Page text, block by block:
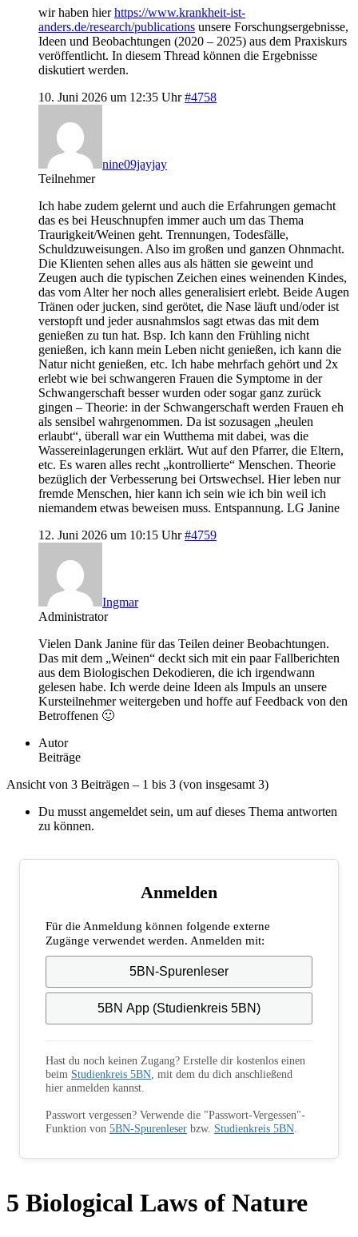
wir haben hierhttps://www.krankheit-ist-
anders.de/research/publications unsere Forschungsergebnisse,
Ideen und Beobachtungen (2020 – 2025) aus dem Praxiskurs
veröffentlicht. In diesem Thread können die Ergebnisse
diskutiert werden.
10. Juni 2026 um 12:35 Uhr #4758
nine09jayjay
Teilnehmer
Ich habe zudem gelernt und auch die Erfahrungen gemacht
das es bei Heuschnupfen immer auch um das Thema
Traurigkeit/Weinen geht. Trennungen, Todesfälle,
Schuldzuweisungen. Also im großen und ganzen Ohnmacht.
Die Klienten sehen alles aus als hätten sie geweint und
Zeugen auch die typischen Zeichen eines weinenden Kindes,
das vom Alter her noch alles generalisiert erlebt. Beide Augen
Tränen oder jucken, sind gerötet, die Nase läuft und/oder ist
verstopft und jeder ausnahmslos sagt etwas das mit dem
genießen zu tun hat. Bsp. Ich kann den Frühling nicht
genießen, ich kann mein Leben nicht genießen, ich kann die
Natur nicht genießen, etc. Ich habe mehrfach gehört und 2x
erlebt wie bei schwangeren Frauen die Symptome in der
Schwangerschaft besser wurden oder sogar ganz zurück
gingen – Theorie: in der Schwangerschaft werden Frauen eh
als sensibel wahrgenommen. Da ist sozusagen „heulen
erlaubt“, überall war ein Wutthema mit dabei, was die
Wassereinlagerungen erklärt. Wut auf den Pfarrer, die Eltern,
etc. Es waren alles recht „kontrollierte“ Menschen. Theorie
bezüglich der Verbesserung bei Ortswechsel. Hier leben nur
fremde Menschen, hier kann ich sein wie ich bin weil ich
niemandem etwas beweisen muss. Entspannung. LG Janine
12. Juni 2026 um 10:15 Uhr #4759
Ingmar
Administrator
Vielen Dank Janine für das Teilen deiner Beobachtungen.
Das mit dem „Weinen“ deckt sich mit ein paar Fallberichten
aus dem Biologischen Dekodieren, die ich irgendwann
gelesen habe. Ich werde deine Ideen als Impuls an unsere
Kursteilnehmer weitergeben und hoffe auf Feedback von den
Betroffenen 🙂
Autor
Beiträge
Ansicht von 3 Beiträgen – 1 bis 3 (von insgesamt 3)
Du musst angemeldet sein, um auf dieses Thema antworten
zu können.
Anmelden
Für die Anmeldung können folgende externe
Zugänge verwendet werden. Anmelden mit:
5BN-Spurenleser
5BN App (Studienkreis 5BN)
Hast du noch keinen Zugang? Erstelle dir kostenlos einen
beim Studienkreis 5BN , mit dem du dich anschließend
hier anmelden kannst.
Passwort vergessen? Verwende die "Passwort-Vergessen"-
Funktion von 5BN-Spurenleser bzw. Studienkreis 5BN
5 Biological Laws of Nature